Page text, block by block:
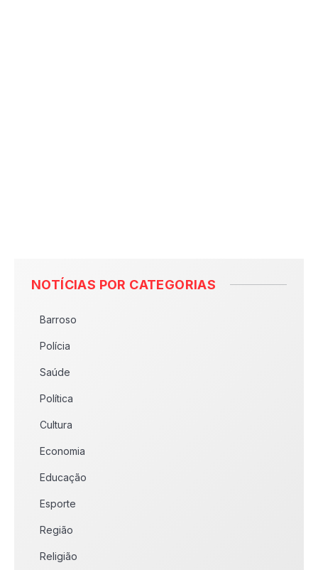
NOTÍCIAS POR CATEGORIAS
Barroso
Polícia
Saúde
Política
Cultura
Economia
Educação
Esporte
Região
Religião